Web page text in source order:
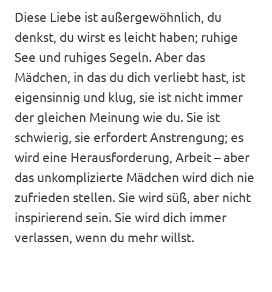
Diese Liebe ist außergewöhnlich, du
denkst, du wirst es leicht haben; ruhige
See und ruhiges Segeln. Aber das
Mädchen, in das du dich verliebt hast, ist
eigensinnig und klug, sie ist nicht immer
der gleichen Meinung wie du. Sie ist
schwierig, sie erfordert Anstrengung; es
wird eine Herausforderung, Arbeit – aber
das unkomplizierte Mädchen wird dich nie
zufrieden stellen. Sie wird süß, aber nicht
inspirierend sein. Sie wird dich immer
verlassen, wenn du mehr willst.